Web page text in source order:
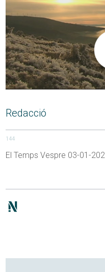
Redacció
144
El Temps Vespre 03-01-